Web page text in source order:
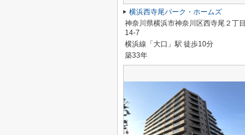
横浜西寺尾パーク・ホームズ
神奈川県横浜市神奈川区西寺尾２丁目
14-7
横浜線「大口」駅 徒歩10分
築33年